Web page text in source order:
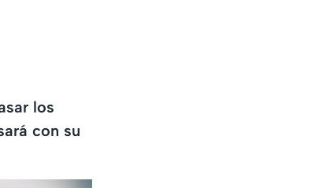
los
con su